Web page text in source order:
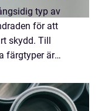
typ av
för att
skydd. Till
färgtyper är